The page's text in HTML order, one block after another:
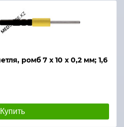
ромб 7 х 10 х 0,2 мм; 1,6
Купить